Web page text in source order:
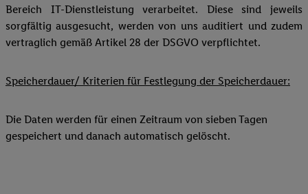
Bereich IT-Dienstleistung verarbeitet. Diese sind jeweils
sorgfältig ausgesucht, werden von uns auditiert und zudem
vertraglich gemäß Artikel 28 der DSGVO verpflichtet.
Speicherdauer/ Kriterien für Festlegung der Speicherdauer:
Die Daten werden für einen Zeitraum von sieben Tagen
gespeichert und danach automatisch gelöscht.